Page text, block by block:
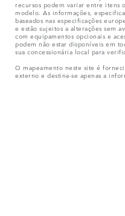
recursos podem variar entre itens
modelo. As informações,
baseados nas especificações
e estão sujeitos a alterações sem
com equipamentos opcionais e
podem não estar disponíveis em
sua concessionária local para
O mapeamento neste site é
externo e destina-se apenas a